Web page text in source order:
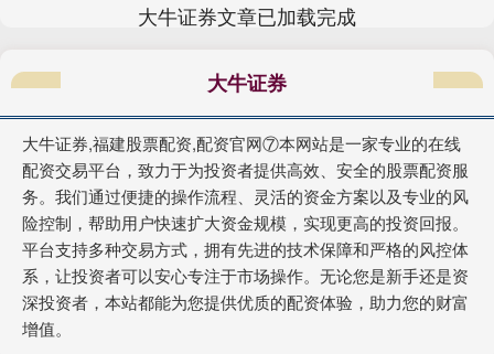
大牛证券文章已加载完成
大牛证券
大牛证券,福建股票配资,配资官网⑦本网站是一家专业的在线
配资交易平台，致力于为投资者提供高效、安全的股票配资服
务。我们通过便捷的操作流程、灵活的资金方案以及专业的风
险控制，帮助用户快速扩大资金规模，实现更高的投资回报。
平台支持多种交易方式，拥有先进的技术保障和严格的风控体
系，让投资者可以安心专注于市场操作。无论您是新手还是资
深投资者，本站都能为您提供优质的配资体验，助力您的财富
增值。